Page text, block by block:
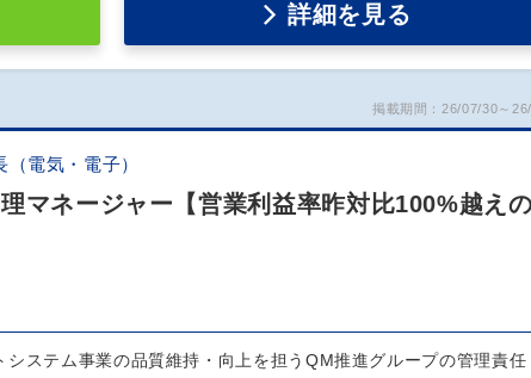
詳細を見る
掲載期間：26/07/30～
電気・電子）
ネージャー【営業利益率昨対比100%越え
システム事業の品質維持・向上を担うQM推進グループの管理責任